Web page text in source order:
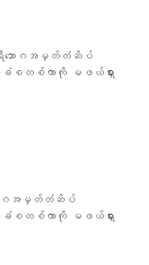
ဘောဂအမှတ်တံဆိပ်
စတစ်ကာကို မဖယ်ရှား
ာဂအမှတ်တံဆိပ်
စတစ်ကာကို မဖယ်ရှား